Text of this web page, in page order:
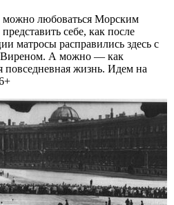
любоваться Морским
себе, как после
матросы расправились здесь с
Виреном. А можно — как
повседневная жизнь. Идем на